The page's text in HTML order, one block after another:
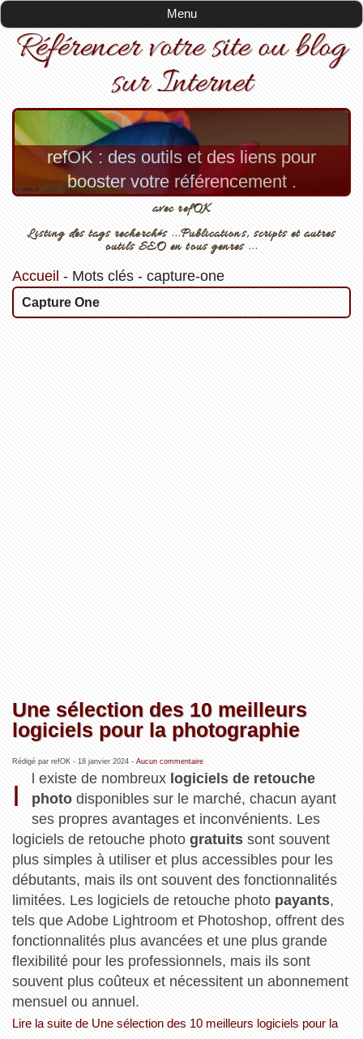
Menu
Référencer votre site ou blog
sur Internet
refOK : des outils et des liens pour
booster votre référencement .
avec refOK
Listing des tags recherchés ...Publications, scripts et autres
outils SEO en tous genres ...
Accueil - Mots clés- capture-one
Capture One
Une sélection des 10 meilleurs
logiciels pour la photographie
Rédigé par refOK - 18 janvier 2024- Aucun commentaire
I
l existe de nombreux logiciels de retouche
photo disponibles sur le marché, chacun ayant
ses propres avantages et inconvénients. Les
logiciels de retouche photo gratuitssont souvent
plus simples à utiliser et plus accessibles pour les
débutants, mais ils ont souvent des fonctionnalités
limitées. Les logiciels de retouche photo payants,
tels que Adobe Lightroom et Photoshop, offrent des
fonctionnalités plus avancées et une plus grande
flexibilité pour les professionnels, mais ils sont
souvent plus coûteux et nécessitent un abonnement
mensuel ou annuel.
Lire la suite de Une sélection des 10 meilleurs logiciels pour la